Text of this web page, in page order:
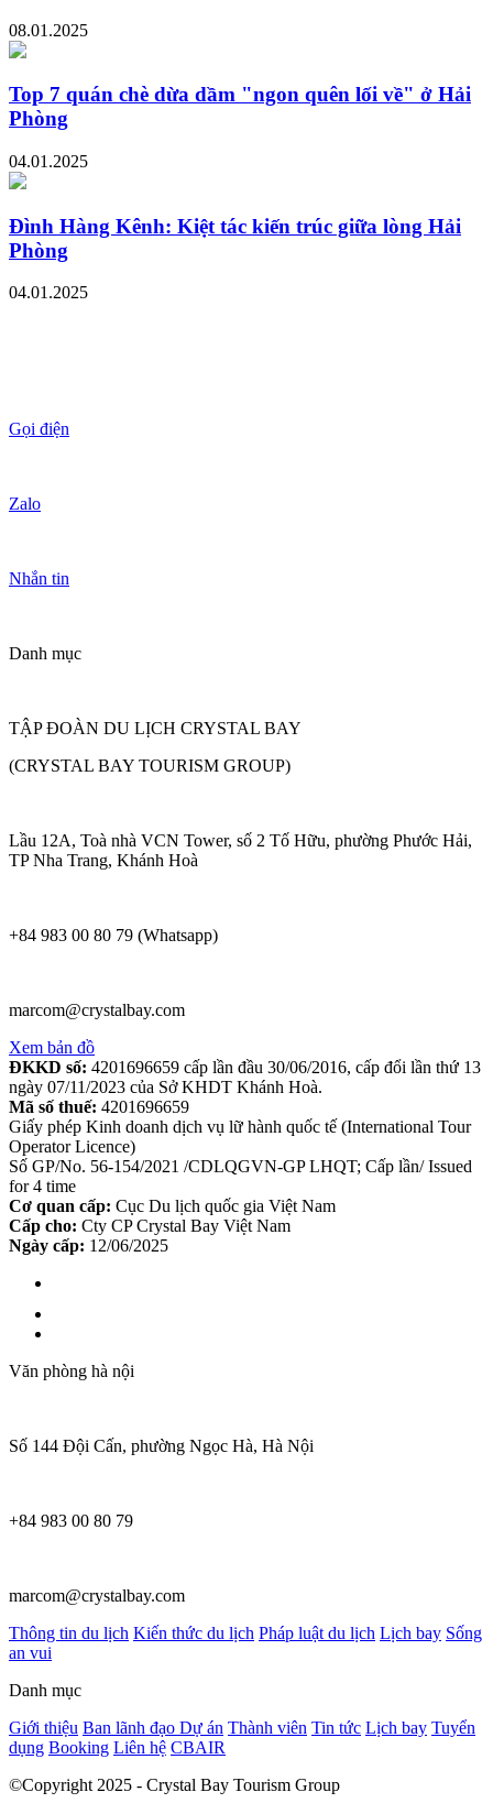
08.01.2025
Top 7 quán chè dừa dầm "ngon quên lối về" ở Hải
Phòng
04.01.2025
Đình Hàng Kênh: Kiệt tác kiến trúc giữa lòng Hải
Phòng
04.01.2025
Gọi điện
Zalo
Nhắn tin
Danh mục
TẬP ĐOÀN DU LỊCH CRYSTAL BAY
(CRYSTAL BAY TOURISM GROUP)
Lầu 12A, Toà nhà VCN Tower, số 2 Tố Hữu, phường Phước Hải,
TP Nha Trang, Khánh Hoà
+84 983 00 80 79 (Whatsapp)
marcom@crystalbay.com
Xem bản đồ
ĐKKD số: 4201696659 cấp lần đầu 30/06/2016, cấp đổi lần thứ 13
ngày 07/11/2023 của Sở KHDT Khánh Hoà.
Mã số thuế: 4201696659
Giấy phép Kinh doanh dịch vụ lữ hành quốc tế (International Tour
Operator Licence)
Số GP/No. 56-154/2021 /CDLQGVN-GP LHQT; Cấp lần/ Issued
for 4 time
Cơ quan cấp: Cục Du lịch quốc gia Việt Nam
Cấp cho: Cty CP Crystal Bay Việt Nam
Ngày cấp: 12/06/2025
Văn phòng hà nội
Số 144 Đội Cấn, phường Ngọc Hà, Hà Nội
+84 983 00 80 79
marcom@crystalbay.com
Thông tin du lịch Kiến thức du lịch Pháp luật du lịch Lịch bay Sống
an vui
Danh mục
Giới thiệu Ban lãnh đạo Dự án Thành viên Tin tức Lịch bay Tuyển
dụng Booking Liên hệ CBAIR
©Copyright 2025 - Crystal Bay Tourism Group